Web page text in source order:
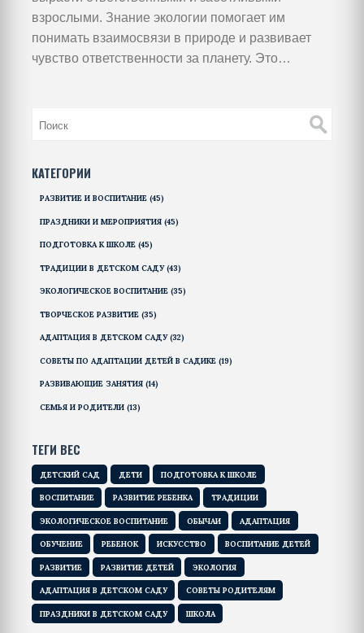
взрослыми. Знание экологии помогает им
понимать взаимосвязи в природе и развивает
чувство ответственности за планету. Это
экспериментов. Такие знания делают детей
КАТЕГОРИИ
РАЗВИТИЕ И ВОСПИТАНИЕ (45)
ПРАЗДНИКИ И МЕРОПРИЯТИЯ (45)
ПОДГОТОВКА К ШКОЛЕ (45)
ТРАДИЦИИ В ДЕТСКОМ САДУ(43)
ЭКОЛОГИЧЕСКОЕ ВОСПИТАНИЕ (35)
ТВОРЧЕСКОЕ РАЗВИТИЕ (35)
АДАПТАЦИЯ В ДЕТСКОМ САДУ(32)
СОВЕТЫ ПО АДАПТАЦИИ ДЕТЕЙ В САДИКЕ (19)
РАЗВИВАЮЩИЕ ЗАНЯТИЯ (14)
СЕМЬЯ И РОДИТЕЛИ (13)
ТЕГИ ВЕС
ДЕТСКИЙ САД ДЕТИ ПОДГОТОВКА К ШКОЛЕ
ВОСПИТАНИЕ РАЗВИТИЕ РЕБЕНКА ТРАДИЦИИ
ЭКОЛОГИЧЕСКОЕ ВОСПИТАНИЕ ОБЫЧАИ АДАПТАЦИЯ
ОБУЧЕНИЕ РЕБЕНОК ИСКУССТВО ВОСПИТАНИЕ ДЕТЕЙ
РАЗВИТИЕ РАЗВИТИЕ ДЕТЕЙ ЭКОЛОГИЯ
АДАПТАЦИЯ В ДЕТСКОМ САДУ СОВЕТЫ РОДИТЕЛЯМ
ПРАЗДНИКИ В ДЕТСКОМ САДУ ШКОЛА